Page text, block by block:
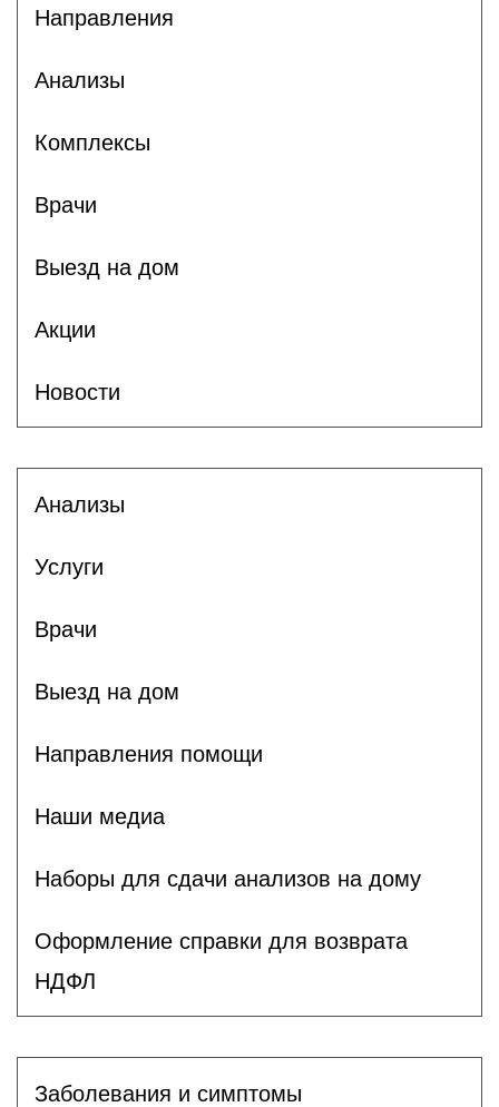
Направления
Анализы
Комплексы
Врачи
Выезд на дом
Акции
Новости
Анализы
Услуги
Врачи
Выезд на дом
Направления помощи
Наши медиа
Наборы для сдачи анализов на дому
Оформление справки для возврата
НДФЛ
Заболевания и симптомы